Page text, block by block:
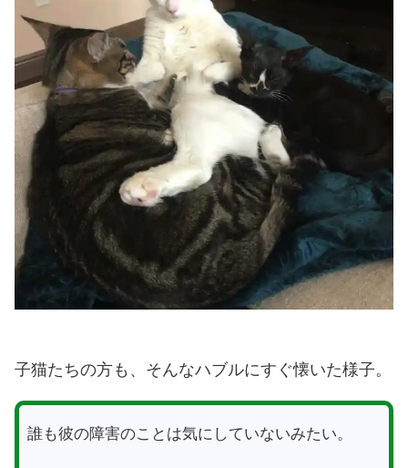
子猫たちの方も、そんなハブルにすぐ懐いた様子。
誰も彼の障害のことは気にしていないみたい。